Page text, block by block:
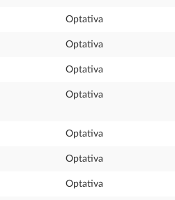
Optativa
Optativa
Optativa
Optativa
Optativa
Optativa
Optativa